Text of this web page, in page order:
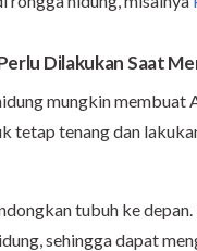
Dilakukan Saat
mungkin membuat
tetap tenang dan
tubuh ke
sehingga dapat